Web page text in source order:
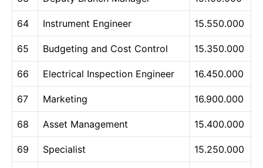
64 Instrument Engineer 15.550.000
65 Budgeting and Cost Control 15.350.000
66 Electrical Inspection Engineer 16.450.000
67 Marketing 16.900.000
68 Asset Management 15.400.000
69 Specialist 15.250.000